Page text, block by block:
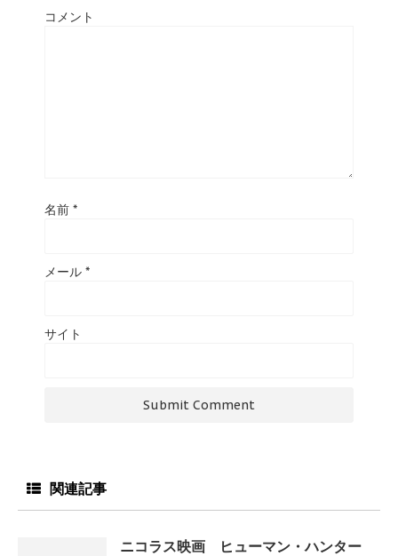
コメント
名前 *
メール *
サイト
関連記事
ニコラス映画 ヒューマン・ハンター